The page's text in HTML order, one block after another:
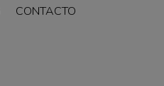
CONTACTO